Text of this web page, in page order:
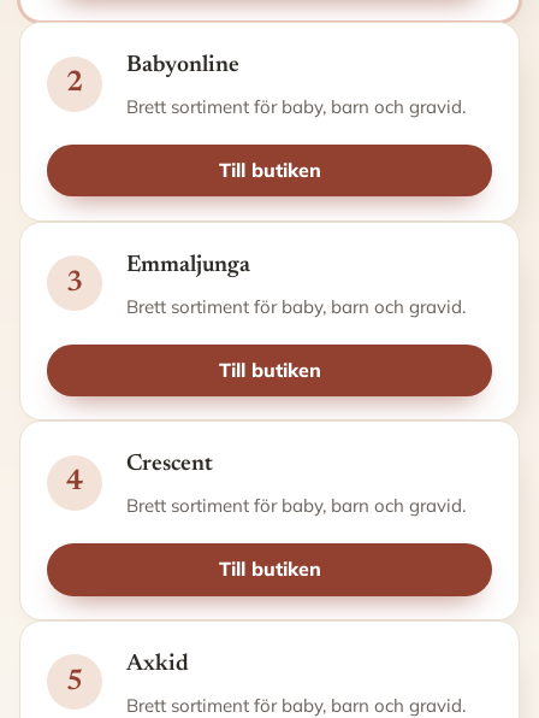
2
Babyonline
Brett sortiment för baby, barn och gravid.
Till butiken
3
Emmaljunga
Brett sortiment för baby, barn och gravid.
Till butiken
4
Crescent
Brett sortiment för baby, barn och gravid.
Till butiken
5
Axkid
Brett sortiment för baby, barn och gravid.